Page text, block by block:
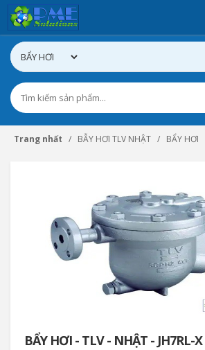
Trang nhất BẪY HƠI TLV NHẬT BẨY HƠI
BẨY HƠI - TLV - NHẬT - JH7RL-X